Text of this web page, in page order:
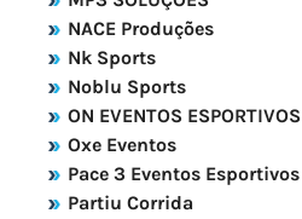
NACE Produções
Nk Sports
Noblu Sports
ON EVENTOS ESPORTIVOS
Oxe Eventos
Pace 3 Eventos Esportivos
Partiu Corrida